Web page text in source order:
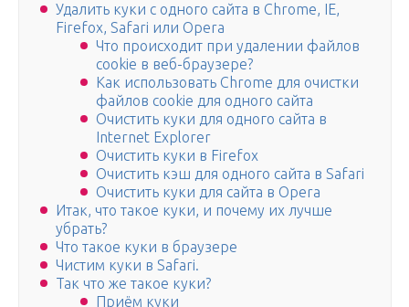
Удалить куки с одного сайта в Chrome, IE,
Firefox, Safari или Opera
Что происходит при удалении файлов
cookie в веб-браузере?
Как использовать Chrome для очистки
файлов cookie для одного сайта
Очистить куки для одного сайта в
Internet Explorer
Очистить куки в Firefox
Очистить кэш для одного сайта в Safari
Очистить куки для сайта в Opera
Итак, что такое куки, и почему их лучше
убрать?
Что такое куки в браузере
Чистим куки в Safari.
Так что же такое куки?
Приём куки